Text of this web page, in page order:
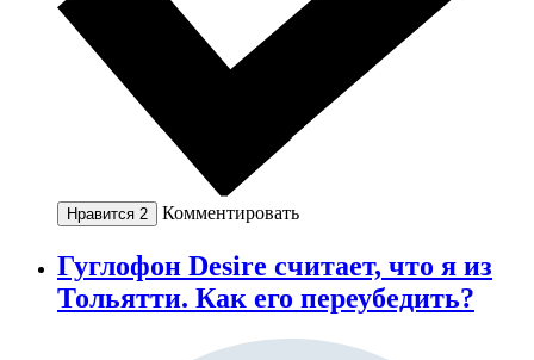
Нравится 2 Комментировать
Гуглофон Desire считает, что я из
Тольятти. Как его переубедить?